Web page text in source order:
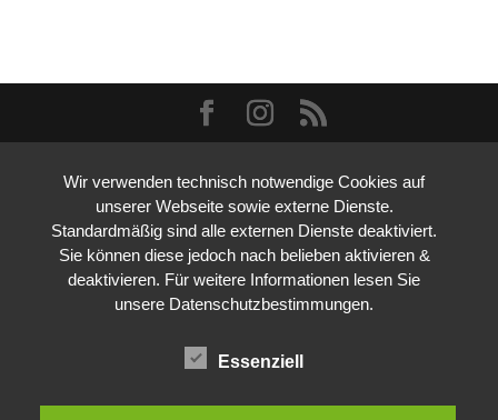
Wir verwenden technisch notwendige Cookies auf
unserer Webseite sowie externe Dienste.
Standardmäßig sind alle externen Dienste deaktiviert.
Sie können diese jedoch nach belieben aktivieren &
deaktivieren. Für weitere Informationen lesen Sie
unsere Datenschutzbestimmungen.
Essenziell